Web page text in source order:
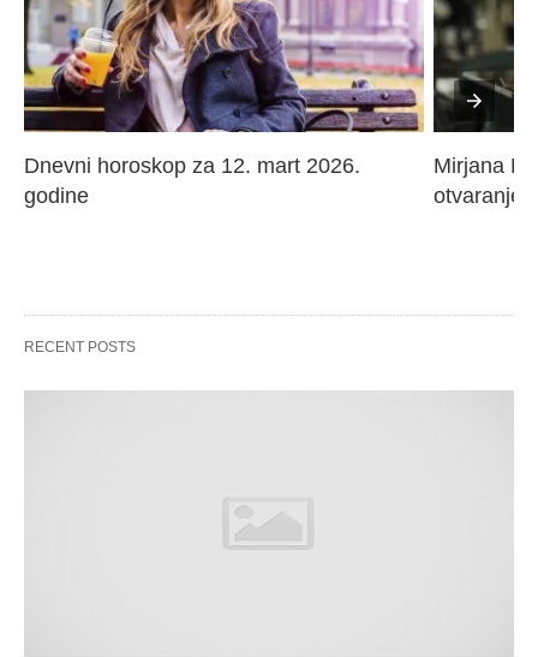
Dnevni horoskop za 12. mart 2026.
godine
Mirjana
otvaranje
RECENT POSTS